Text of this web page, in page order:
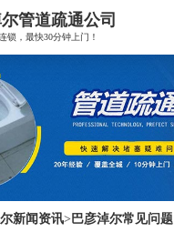
管道疏通公司
锁，最快30分钟上门！
新闻资讯> 巴彦淖尔常见问题